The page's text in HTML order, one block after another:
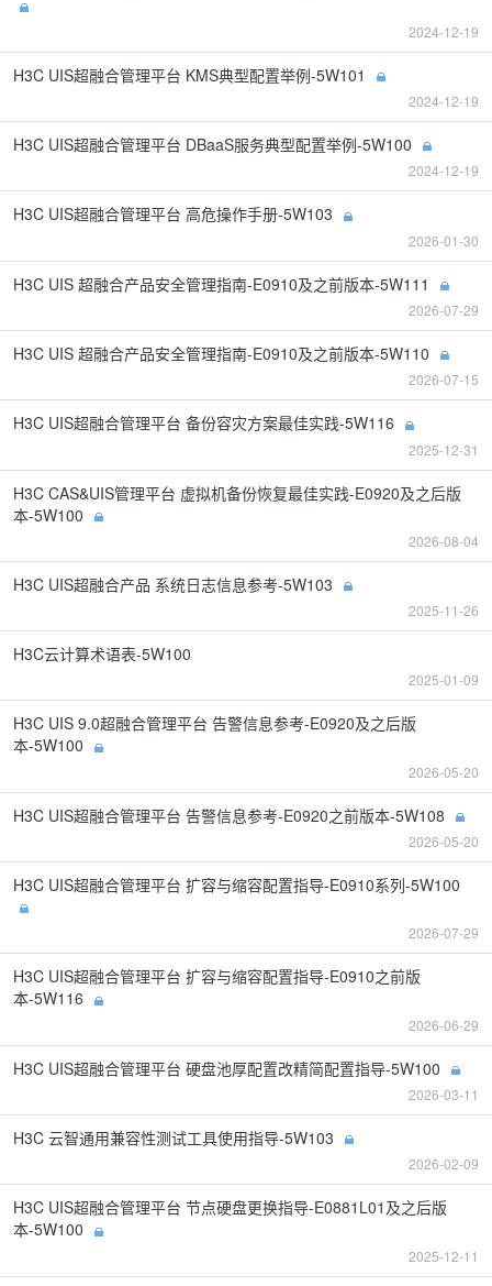
2024-12-19
H3C UIS超融合管理平台 KMS典型配置举例-5W101
2024-12-19
H3C UIS超融合管理平台 DBaaS服务典型配置举例-5W100
2024-12-19
H3C UIS超融合管理平台 高危操作手册-5W103
2026-01-30
H3C UIS 超融合产品安全管理指南-E0910及之前版本-5W111
2026-07-29
H3C UIS 超融合产品安全管理指南-E0910及之前版本-5W110
2026-07-15
H3C UIS超融合管理平台 备份容灾方案最佳实践-5W116
2025-12-31
H3C CAS&UIS管理平台 虚拟机备份恢复最佳实践-E0920及之后版
本-5W100
2026-08-04
H3C UIS超融合产品 系统日志信息参考-5W103
2025-11-26
H3C云计算术语表-5W100
2025-01-09
H3C UIS 9.0超融合管理平台 告警信息参考-E0920及之后版
本-5W100
2026-05-20
H3C UIS超融合管理平台 告警信息参考-E0920之前版本-5W108
2026-05-20
H3C UIS超融合管理平台 扩容与缩容配置指导-E0910系列-5W100
2026-07-29
H3C UIS超融合管理平台 扩容与缩容配置指导-E0910之前版
本-5W116
2026-06-29
H3C UIS超融合管理平台 硬盘池厚配置改精简配置指导-5W100
2026-03-11
H3C 云智通用兼容性测试工具使用指导-5W103
2026-02-09
H3C UIS超融合管理平台 节点硬盘更换指导-E0881L01及之后版
本-5W100
2025-12-11